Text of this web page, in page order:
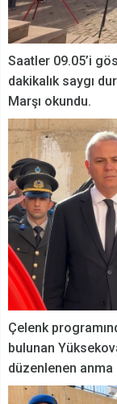
Saatler 09.05’i
dakikalık saygı
Marşı okundu.
Çelenk
bulunan
düzenlenen